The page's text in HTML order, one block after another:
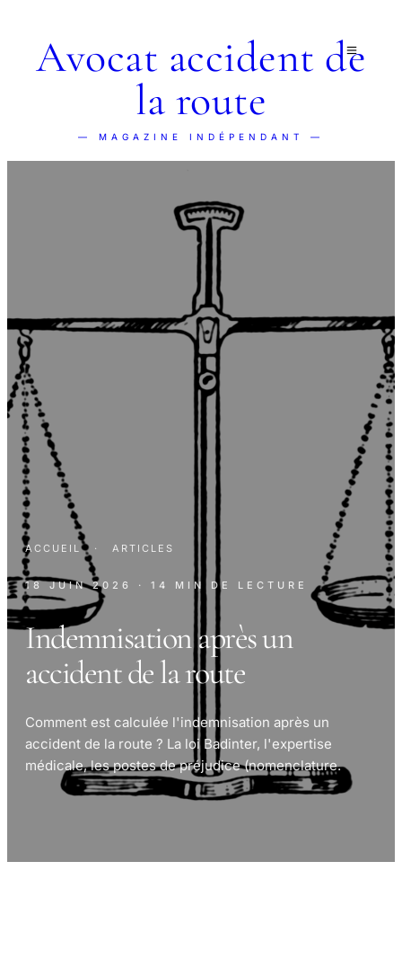
Avocat accident de
la route
— MAGAZINE INDÉPENDANT —
ACCUEIL · ARTICLES
18 JUIN 2026 · 14 MIN DE LECTURE
Indemnisation après un
accident de la route
Comment est calculée l'indemnisation après un
accident de la route ? La loi Badinter, l'expertise
médicale, les postes de préjudice (nomenclature.